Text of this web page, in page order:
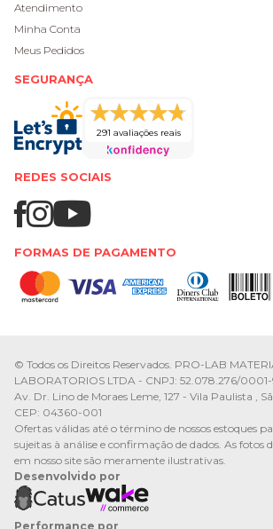
Atendimento
Minha Conta
Meus Pedidos
SEGURANÇA
291 avaliações reais
REDES SOCIAIS
FORMAS DE PAGAMENTO
© Todos os Direitos Reservados. PRO-LAB
LABORATORIOS LTDA - CNPJ: 52.078.276/
Av. Dr. Lino de Moraes Leme, 127 - Vila Paulista ,
CEP: 04360-001
Ofertas válidas até o término de nossos estoques
sujeitas à análise e confirmação de dados. As fotos
em nosso site são meramente ilustrativas.
Desenvolvido por
Performance por